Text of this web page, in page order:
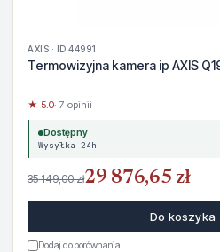
AXIS · ID 44991
Termowizyjna kamera ip AXIS
★ 5.0· 7 opinii
Dostępny
Wysyłka 24h
35 149,00 zł29 876,65 zł
Do koszyka
Dodaj do porównania